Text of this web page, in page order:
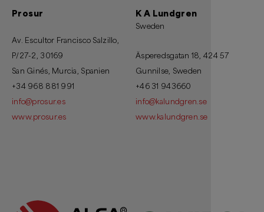
Prosur
Av. Escultor Francisco Salzillo,
P/27-2, 30169
San Ginés, Murcia, Spanien
+34 968 881 991
info@prosur.es
www.prosur.es
K A Lundgren
Sweden
Äsperedsgatan 18, 424 57
Gunnilse, Sweden
+46 31 943660
info@kalundgren.se
www.kalundgren.se